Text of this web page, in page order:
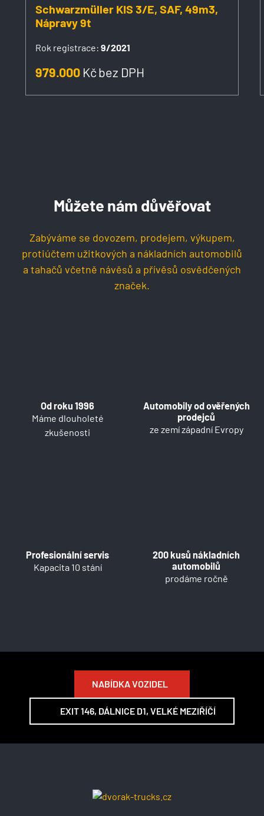
Schwarzmüller KIS 3/E, SAF, 49m3,
Nápravy 9t
Rok registrace: 9/2021
979.000 Kčbez DPH
Můžete nám důvěřovat
Zabýváme se dovozem, prodejem, výkupem,
protiúčtem užitkových a nákladních automobilů
a tahačů včetně návěsů a přívěsů osvědčených
značek.
Od roku 1996
Máme dlouholeté
zkušenosti
Automobily od ověřených
prodejců
ze zemí západní Evropy
Profesionální servis
Kapacita 10 stání
200 kusů nákladních
automobilů
prodáme ročně
NABÍDKA VOZIDEL
EXIT 146, DÁLNICE D1, VELKÉ MEZIŘÍČÍ